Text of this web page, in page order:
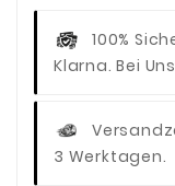
100%
Klarna. Bei
3 Werktagen.